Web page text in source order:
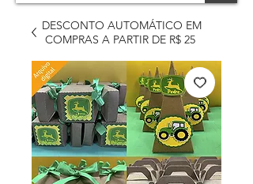
DESCONTO AUTOMÁTICO EM
COMPRAS A PARTIR DE R$ 25